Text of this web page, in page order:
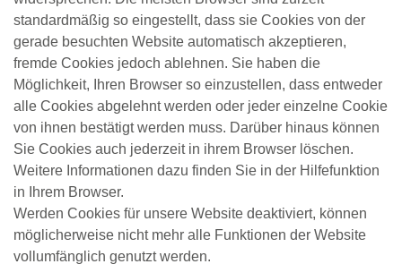
standardmäßig so eingestellt, dass sie Cookies von der
gerade besuchten Website automatisch akzeptieren,
fremde Cookies jedoch ablehnen. Sie haben die
Möglichkeit, Ihren Browser so einzustellen, dass entweder
alle Cookies abgelehnt werden oder jeder einzelne Cookie
von ihnen bestätigt werden muss. Darüber hinaus können
Sie Cookies auch jederzeit in ihrem Browser löschen.
Weitere Informationen dazu finden Sie in der Hilfefunktion
in Ihrem Browser.
Werden Cookies für unsere Website deaktiviert, können
möglicherweise nicht mehr alle Funktionen der Website
vollumfänglich genutzt werden.